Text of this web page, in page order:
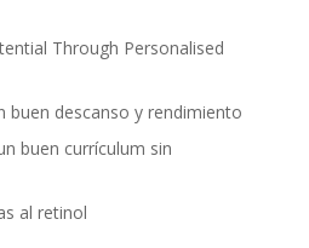
Through Personalised
buen descanso y rendimiento
buen currículum sin
al retinol